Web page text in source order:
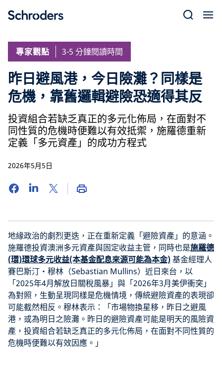
專家觀點
3-5 分鐘閱讀時間
昨日避風港，今日險灘？同樣是
危機，靠舊邏輯避險恐適得其反
投資組合若缺乏真正的多元化佈局，在面對不
同性質的危機時便難以有效抵禦，施羅德重新
定義「多元資產」的成功方程式
2026年5月5日
地緣政治的劇烈更迭，正在重新定義「避險資產」的意涵。
施羅德投資澳洲多元資產與固定收益主管，同時也是施羅德
(環)環球多元收益(本基金配息來源可能為本金)基金經理人
賽巴斯汀‧穆林（Sebastian Mullins）近日來台，以
「2025年4月解放日關稅風暴」與「2026年3月美伊衝突」
為對照，生動呈現同樣是危機情境，傳統避險資產的表現卻
可能截然相反。穆林表示：「市場物換星移，昨日之避風
港，或為明日之險灘。昨日的避險資產可能是明天的風險資
產，投資組合若缺乏真正的多元化佈局，在面對不同性質的
危機時便難以有效因應。」